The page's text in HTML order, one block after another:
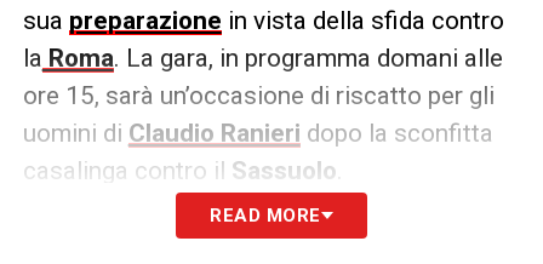
sua preparazione in vista della sfida contro
la Roma. La gara, in programma domani alle
ore 15, sarà un’occasione di riscatto per gli
uomini di Claudio Ranieri dopo la sconfitta
casalinga contro il Sassuolo
Fabio Caressaè andato oltre alla sfida
READ MORE